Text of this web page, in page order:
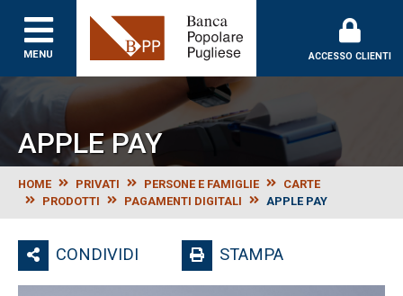
MENU
Banca Popolare
ACCESSO CLIENTI
APPLE PAY
HOME PRIVATI PERSONE E FAMIGLIE
CARTE
PRODOTTI
PAGAMENTI DIGITALI APPLE PAY
CONDIVIDI STAMPA